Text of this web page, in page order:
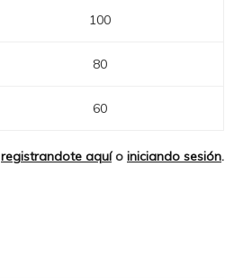
100
80
60
registrandote aquío iniciando sesión.